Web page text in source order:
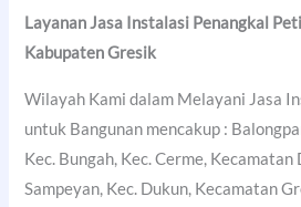
Layanan Jasa Instalasi Penangkal
Kabupaten Gresik
Wilayah Kami dalam Melayani Jasa
untuk Bangunan mencakup :
Kec. Bungah, Kec. Cerme,
Sampeyan, Kec. Dukun, Kecamatan